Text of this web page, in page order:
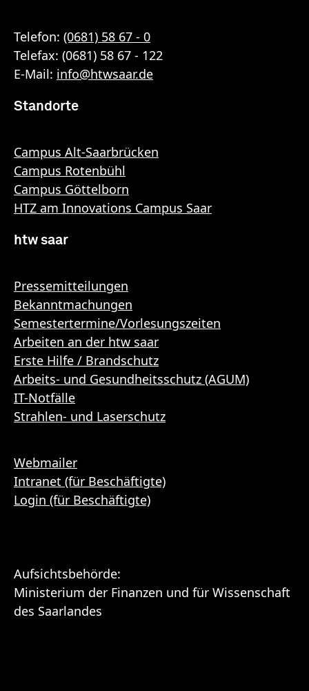
Telefon: (0681) 58 67 - 0
Telefax: (0681) 58 67 - 122
E-Mail: info@htwsaar.de
Standorte
Campus Alt-Saarbrücken
Campus Rotenbühl
Campus Göttelborn
HTZ am Innovations Campus Saar
htw saar
Pressemitteilungen
Bekanntmachungen
Semestertermine/Vorlesungszeiten
Arbeiten an der htw saar
Erste Hilfe / Brandschutz
Arbeits- und Gesundheitsschutz (AGUM)
IT-Notfälle
Strahlen- und Laserschutz
Webmailer
Intranet (für Beschäftigte)
Login (für Beschäftigte)
Aufsichtsbehörde:
Ministerium der Finanzen und für Wissenschaft
des Saarlandes